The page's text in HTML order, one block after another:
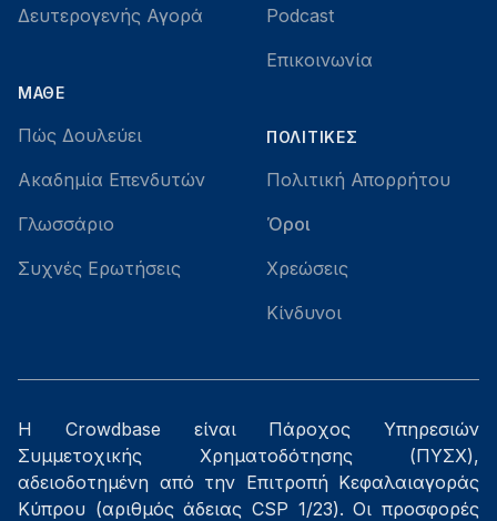
Δευτερογενής Αγορά
ΜΆΘΕ
Πώς Δουλεύει
Ακαδημία Επενδυτών
Γλωσσάριο
Συχνές Ερωτήσεις
Podcast
Επικοινωνία
ΠΟΛΙΤΙΚΈΣ
Πολιτική Απορρήτου
Όροι
Χρεώσεις
Κίνδυνοι
Η Crowdbase είναι Πάροχος Υπηρεσιών
Συμμετοχικής Χρηματοδότησης (ΠΥΣΧ),
αδειοδοτημένη από την Επιτροπή Κεφαλαιαγοράς
Κύπρου (αριθμός άδειας CSP 1/23). Οι προσφορές